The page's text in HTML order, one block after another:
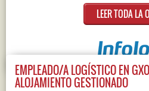
LEER TODA LA
EMPLEADO/A LOGÍSTICO EN
ALOJAMIENTO GESTIONADO